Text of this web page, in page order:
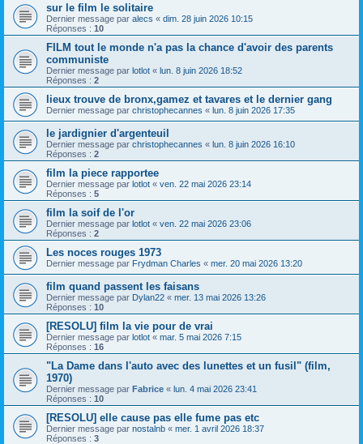
sur le film le solitaire
Dernier message par alecs « dim. 28 juin 2026 10:15
Réponses : 10
FILM tout le monde n'a pas la chance d'avoir des parents
communiste
Dernier message par lotlot « lun. 8 juin 2026 18:52
Réponses : 2
lieux trouve de bronx,gamez et tavares et le dernier gang
Dernier message par christophecannes « lun. 8 juin 2026 17:35
le jardignier d'argenteuil
Dernier message par christophecannes « lun. 8 juin 2026 16:10
Réponses : 2
film la piece rapportee
Dernier message par lotlot « ven. 22 mai 2026 23:14
Réponses : 5
film la soif de l'or
Dernier message par lotlot « ven. 22 mai 2026 23:06
Réponses : 2
Les noces rouges 1973
Dernier message par Frydman Charles « mer. 20 mai 2026 13:20
film quand passent les faisans
Dernier message par Dylan22 « mer. 13 mai 2026 13:26
Réponses : 10
[RESOLU] film la vie pour de vrai
Dernier message par lotlot « mar. 5 mai 2026 7:15
Réponses : 16
"La Dame dans l'auto avec des lunettes et un fusil" (film,
1970)
Dernier message par Fabrice « lun. 4 mai 2026 23:41
Réponses : 10
[RESOLU] elle cause pas elle fume pas etc
Dernier message par nostalnb « mer. 1 avril 2026 18:37
Réponses : 3